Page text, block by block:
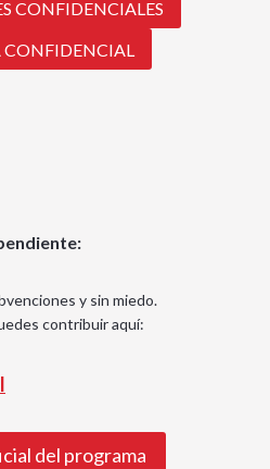
CONFIDENCIALES
y sin miedo.
contribuir aquí:
del programa